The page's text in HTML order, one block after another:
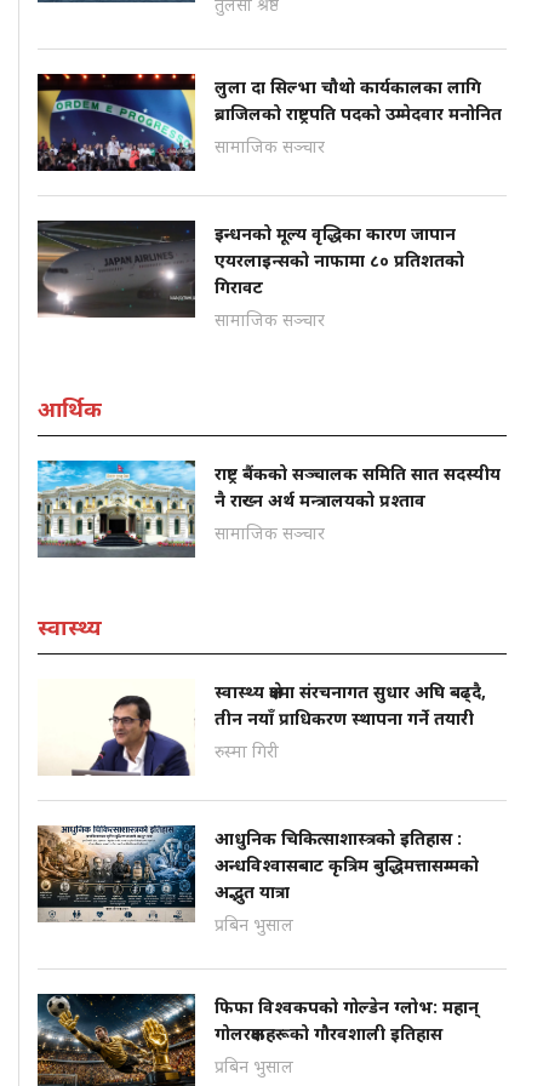
लुला दा सिल्भा चौथो कार्यकालका लागि
ब्राजिलको राष्ट्रपति पदको उम्मेदवार मनोनित
सामाजिक सञ्चार
इन्धनको मूल्य वृद्धिका कारण जापान
एयरलाइन्सको नाफामा ८० प्रतिशतको
गिरावट
सामाजिक सञ्चार
आर्थिक
राष्ट्र बैंकको सञ्चालक समिति सात सदस्यीय
नै राख्न अर्थ मन्त्रालयको प्रश्ताव
सामाजिक सञ्चार
स्वास्थ्य
स्वास्थ्य क्षेत्रमा संरचनागत सुधार अघि बढ्दै,
तीन नयाँ प्राधिकरण स्थापना गर्ने तयारी
रुस्मा गिरी
आधुनिक चिकित्साशास्त्रको इतिहास :
अन्धविश्वासबाट कृत्रिम बुद्धिमत्तासम्मको
अद्भुत यात्रा
प्रबिन भुसाल
फिफा विश्वकपको गोल्डेन ग्लोभ: महान्
गोलरक्षकहरूको गौरवशाली इतिहास
प्रबिन भुसाल